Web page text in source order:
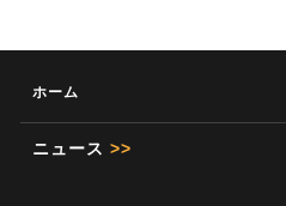
ホーム
ニュース >>